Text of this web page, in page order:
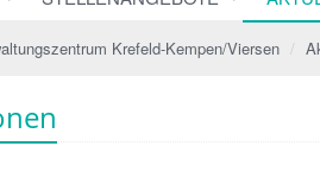
Krefeld-Kempen/Viersen